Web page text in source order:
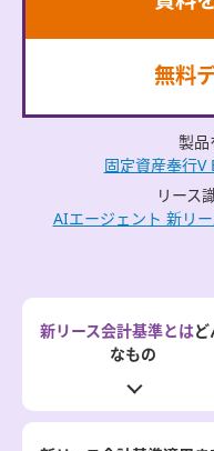
無料
製品
固定資産奉行V
リース
AIエージェント 新リ
新リース会計基準とは ど
なもの